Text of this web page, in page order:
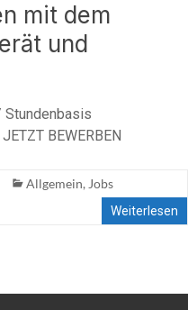
mit dem
und
BEWERBEN
Allgemein, Jobs
Weiterlesen